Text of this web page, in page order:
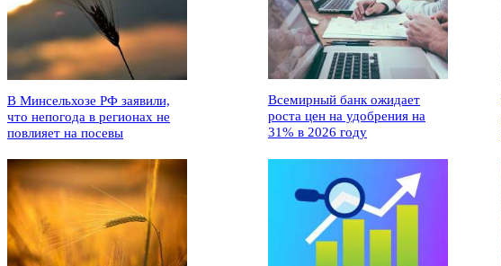
В Минсельхозе РФ заявили,
что непогода в регионах не
повлияет на посевы
Всемирный банк ожидает
роста цен на удобрения на
31% в 2026 году